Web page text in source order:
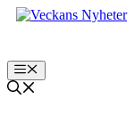
Hoppa
Meny